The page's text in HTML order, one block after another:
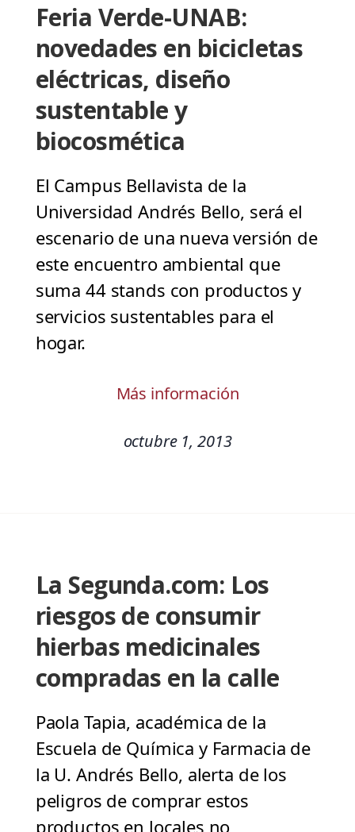
Feria Verde-UNAB:
novedades en bicicletas
eléctricas, diseño
sustentable y
biocosmética
El Campus Bellavista de la
Universidad Andrés Bello, será el
escenario de una nueva versión de
este encuentro ambiental que
suma 44 stands con productos y
servicios sustentables para el
hogar.
Más información
octubre 1, 2013
La Segunda.com: Los
riesgos de consumir
hierbas medicinales
compradas en la calle
Paola Tapia, académica de la
Escuela de Química y Farmacia de
la U. Andrés Bello, alerta de los
peligros de comprar estos
productos en locales no